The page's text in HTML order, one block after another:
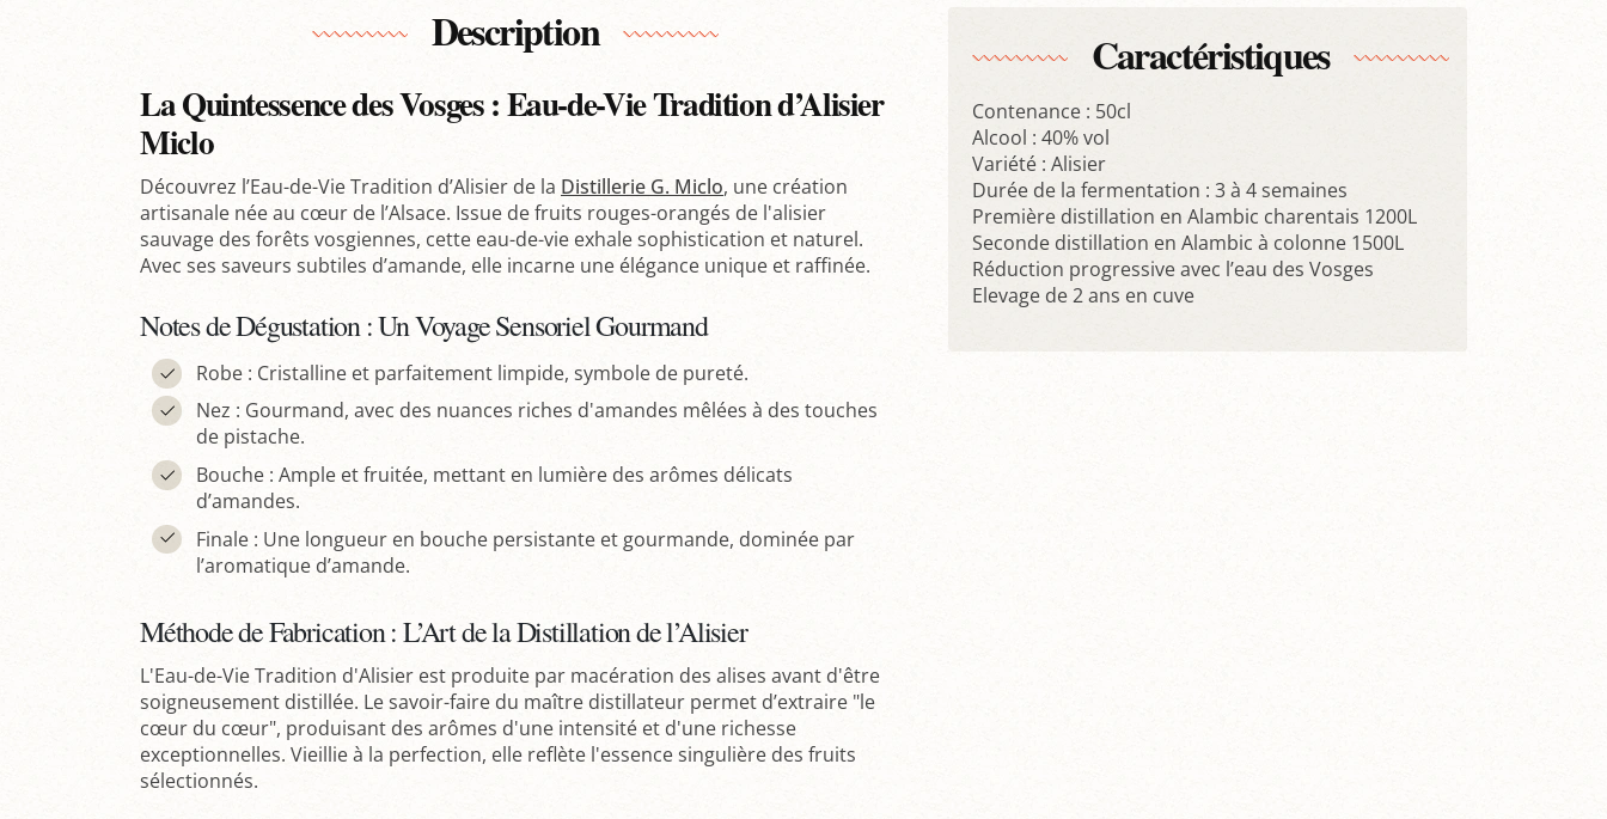
Description
La Quintessence des Vosges : Eau-de-Vie Tradition d’Alisier
Miclo
Découvrez l’Eau-de-Vie Tradition d’Alisier de la Distillerie G. Miclo, une création
artisanale née au cœur de l’Alsace. Issue de fruits rouges-orangés de l'alisier
sauvage des forêts vosgiennes, cette eau-de-vie exhale sophistication et naturel.
Avec ses saveurs subtiles d’amande, elle incarne une élégance unique et raffinée.
Notes de Dégustation : Un Voyage Sensoriel Gourmand
Robe : Cristalline et parfaitement limpide, symbole de pureté.
Nez : Gourmand, avec des nuances riches d'amandes mêlées à des touches
de pistache.
Bouche : Ample et fruitée, mettant en lumière des arômes délicats
d’amandes.
Finale : Une longueur en bouche persistante et gourmande, dominée par
l’aromatique d’amande.
Méthode de Fabrication : L’Art de la Distillation de l’Alisier
L'Eau-de-Vie Tradition d'Alisier est produite par macération des alises avant d'être
soigneusement distillée. Le savoir-faire du maître distillateur permet d’extraire "le
cœur du cœur", produisant des arômes d'une intensité et d'une richesse
exceptionnelles. Vieillie à la perfection, elle reflète l'essence singulière des fruits
sélectionnés.
Caractéristiques
Contenance : 50cl
Alcool : 40% vol
Variété : Alisier
Durée de la fermentation : 3 à 4 semaines
Première distillation en Alambic charentais 1200L
Seconde distillation en Alambic à colonne 1500L
Réduction progressive avec l­’eau des Vosges
Elevage de 2 ans en cuve